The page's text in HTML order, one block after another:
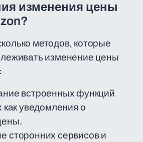
изменения цены
методов, которые
изменение цены
встроенных функций
как уведомления о
сторонних сервисов и